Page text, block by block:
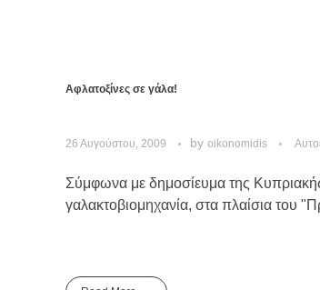
Αφλατοξίνες σε γάλα!
26 Αυγούστου, 2009 by oikonomidis
Σύμφωνα με δημοσίευμα της
γαλακτοβιομηχανία, στα πλαίσια του